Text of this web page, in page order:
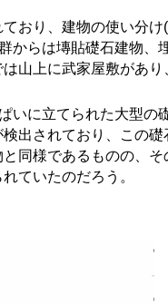
おり、建物の使い分け
からは塼貼礎石建物、
山上に武家屋敷があり
に立てられた大型の
出されており、この礎
同様であるものの、そ
ていたのだろう。